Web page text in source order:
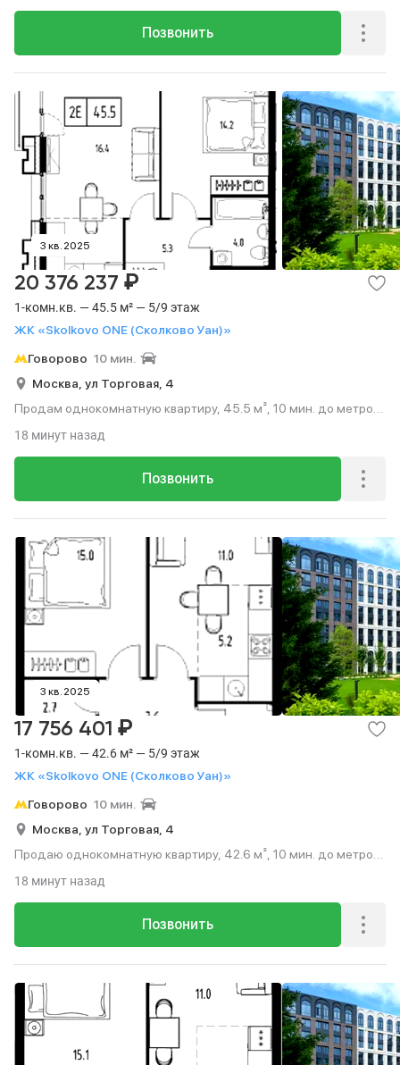
Позвонить
3 кв. 2025
1-комн.кв. — 45.5 м² — 5/9 этаж
ЖК «Skolkovo ONE (Сколково Уан)»
20 376 237 ₽
Говорово 10 мин.
Москва, ул Торговая, 4
Продам однокомнатную квартиру, 45.5 м², 10 мин. до метро
Позвонить
18 минут назад
3 кв. 2025
1-комн.кв. — 42.6 м² — 5/9 этаж
ЖК «Skolkovo ONE (Сколково Уан)»
17 756 401 ₽
Говорово 10 мин.
Москва, ул Торговая, 4
Продаю однокомнатную квартиру, 42.6 м², 10 мин. до метро
Позвонить
18 минут назад